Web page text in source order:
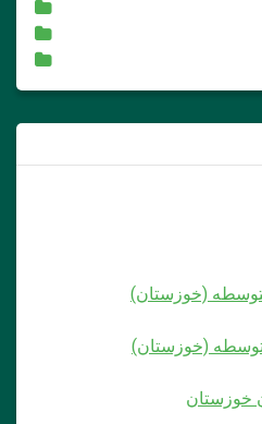
(خوزستان)
(خوزستان)